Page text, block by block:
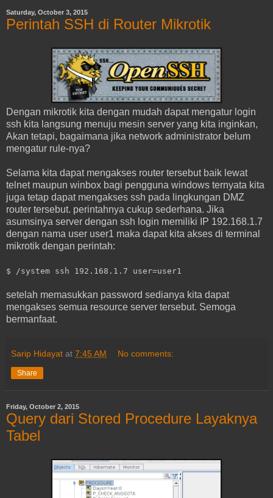
Saturday, October 3, 2015
Perintah SSH di Router Mikrotik
Dengan mikrotik kita dengan mudah dapat mengatur login
ssh kita langsung menuju mesin server yang kita inginkan,
Akan tetapi, bagaimana jika network administrator belum
mengatur rule-nya?
Selama kita dapat mengakses router tersebut baik lewat
telnet maupun winbox bagi pengguna windows ternyata kita
juga tetap dapat mengakses ssh pada lingkungan DMZ
router tersebut. perintahnya cukup sederhana. Jika
asumsinya server dengan ssh login memiliki IP 192.168.1.7
dengan nama user user1 maka dapat kita akses di terminal
mikrotik dengan perintah:
$ /system ssh 192.168.1.7 user=user1
setelah memasukkan password sedianya kita dapat
mengakses semua resource server tersebut. Semoga
bermanfaat.
Sarip Hidayat at 7:45 AM No comments:
Share
Friday, October 2, 2015
Query dari Stored Procedure Layaknya
Tabel